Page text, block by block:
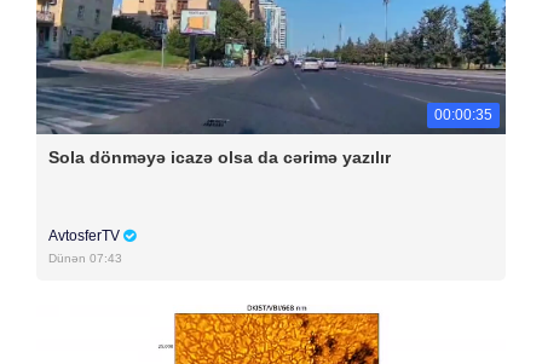
00:00:35
Sola dönməyə icazə olsa da cərimə yazılır
AvtosferTV
Dünən 07:43